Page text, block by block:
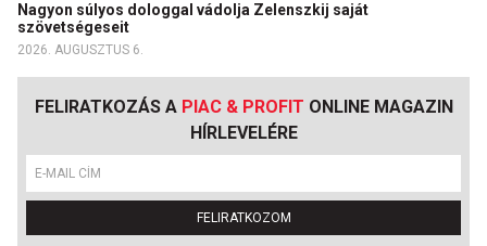
Nagyon súlyos dologgal vádolja Zelenszkij saját
szövetségeseit
2026. AUGUSZTUS 6.
FELIRATKOZÁS A PIAC & PROFIT ONLINE MAGAZIN
HÍRLEVELÉRE
FELIRATKOZOM